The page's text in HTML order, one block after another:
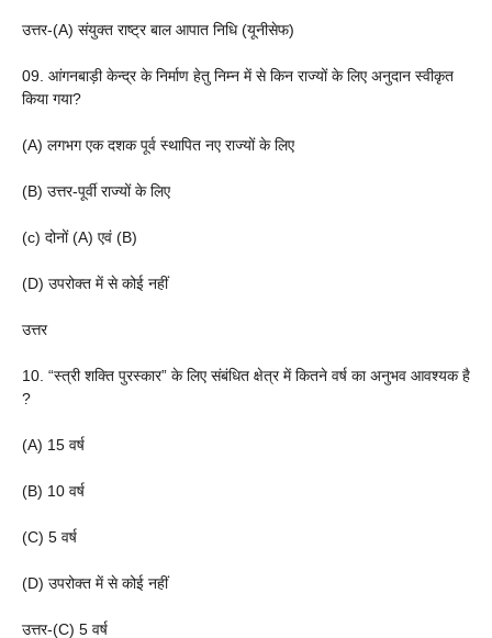
उत्तर-(A) संयुक्त राष्ट्र बाल आपात निधि (यूनीसेफ)
09. आंगनबाड़ी केन्द्र के निर्माण हेतु निम्न में से किन राज्यों के लिए अनुदान स्वीकृत
किया गया?
(A) लगभग एक दशक पूर्व स्थापित नए राज्यों के लिए
(B) उत्तर-पूर्वी राज्यों के लिए
(c) दोनों (A) एवं (B)
(D) उपरोक्त में से कोई नहीं
उत्तर
10. “स्त्री शक्ति पुरस्कार” के लिए संबंधित क्षेत्र में कितने वर्ष का अनुभव आवश्यक है
?
(A) 15 वर्ष
(B) 10 वर्ष
(C) 5 वर्ष
(D) उपरोक्त में से कोई नहीं
उत्तर-(C) 5 वर्ष